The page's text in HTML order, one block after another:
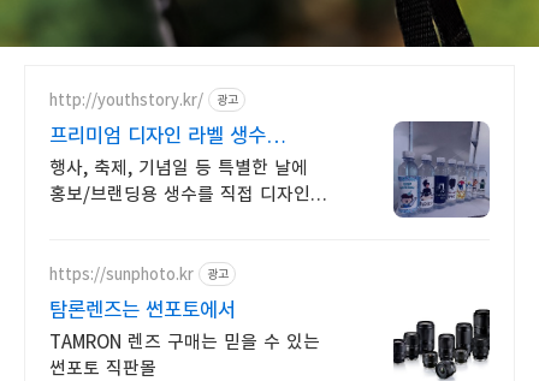
http://youthstory.kr/ 광고
프리미엄 디자인 라벨 생수
청춘스토리
행사, 축제, 기념일 등 특별한 날에
홍보/브랜딩용 생수를 직접 디자인
맞춤생수 제작
https://sunphoto.kr 광고
탐론렌즈는 썬포토에서
TAMRON 렌즈 구매는 믿을 수 있는
썬포토 직판몰